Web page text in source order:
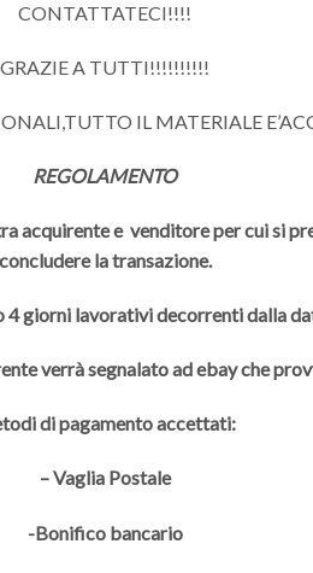
CONTATTATECI!!!!
GRAZIE A TUTTI!!!!!!!!!!
IL MATERIALE
REGOLAMENTO
acquirente e venditore per cui si
concludere la transazione.
giorni lavorativi decorrenti dalla
verrà segnalato ad ebay che
di pagamento accettati:
– Vaglia Postale
-Bonifico bancario